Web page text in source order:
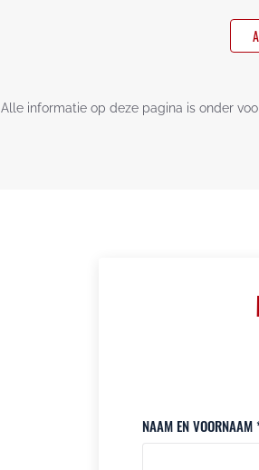
Alle informatie op deze pagina is onder
NAAM EN VOORNAAM